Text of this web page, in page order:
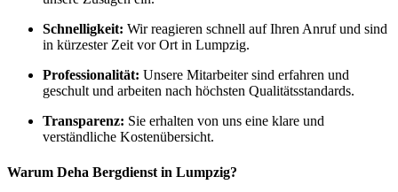
Schnelligkeit: Wir reagieren schnell auf Ihren Anruf und sind
in kürzester Zeit vor Ort in Lumpzig.
Professionalität: Unsere Mitarbeiter sind erfahren und
geschult und arbeiten nach höchsten Qualitätsstandards.
Transparenz: Sie erhalten von uns eine klare und
verständliche Kostenübersicht.
Warum Deha Bergdienst in Lumpzig?